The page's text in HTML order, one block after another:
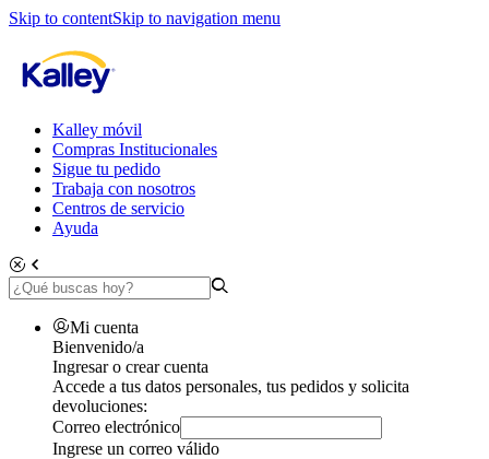
Skip to contentSkip to navigation menu
Kalley móvil
Compras Institucionales
Sigue tu pedido
Trabaja con nosotros
Centros de servicio
Ayuda
Mi cuenta
Bienvenido/a
Ingresar o crear cuenta
Accede a tus datos personales, tus pedidos y solicita
devoluciones:
Correo electrónico
Ingrese un correo válido